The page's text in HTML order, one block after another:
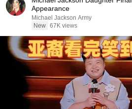
Appearance
Michael Jackson Army
New 67K views